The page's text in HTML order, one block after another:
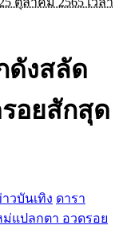
ดังสลัด
อยสักสุด
วบันเทิง ดารา
ม่แปลกตา อวดรอย